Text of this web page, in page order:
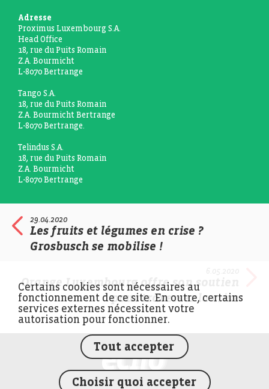
Adresse
Proximus Luxembourg S.A.
Head Office
18, rue du Puits Romain
Z.A. Bourmicht
L-8070 Bertrange
Tango S.A.
18, rue du Puits Romain
Z.A. Bourmicht Bertrange
L-8070 Bertrange.
Telindus S.A.
18, rue du Puits Romain
Z.A. Bourmicht
L-8070 Bertrange
29.04.2020
Les fruits et légumes en crise ?
Grosbusch se mobilise !
Orange Luxembourg offre son soutien
pour traverser la crise
FEDIL écho
Certains cookies sont nécessaires au
fonctionnement de ce site. En outre, certains
services externes nécessitent votre
autorisation pour fonctionner.
Tout accepter
Choisir quoi accepter